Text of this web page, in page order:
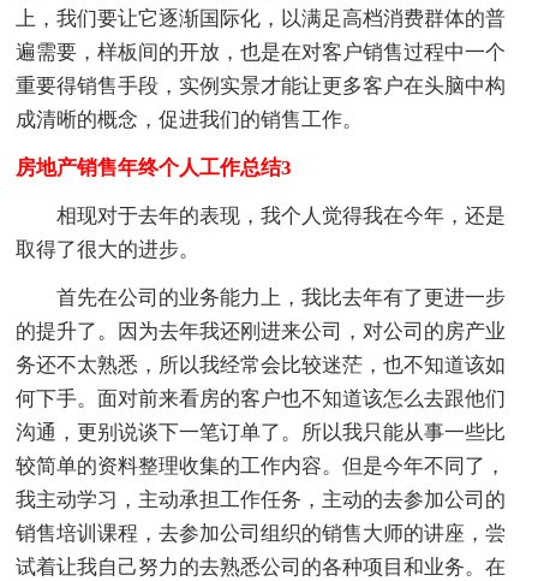
上，我们要让它逐渐国际化，以满足高档消费群体的普
遍需要，样板间的开放，也是在对客户销售过程中一个
重要得销售手段，实例实景才能让更多客户在头脑中构
成清晰的概念，促进我们的销售工作。
房地产销售年终个人工作总结3
相现对于去年的表现，我个人觉得我在今年，还是
取得了很大的进步。
首先在公司的业务能力上，我比去年有了更进一步
的提升了。因为去年我还刚进来公司，对公司的房产业
务还不太熟悉，所以我经常会比较迷茫，也不知道该如
何下手。面对前来看房的客户也不知道该怎么去跟他们
沟通，更别说谈下一笔订单了。所以我只能从事一些比
较简单的资料整理收集的工作内容。但是今年不同了，
我主动学习，主动承担工作任务，主动的去参加公司的
销售培训课程，去参加公司组织的销售大师的讲座，尝
试着让我自己努力的去熟悉公司的各种项目和业务。在